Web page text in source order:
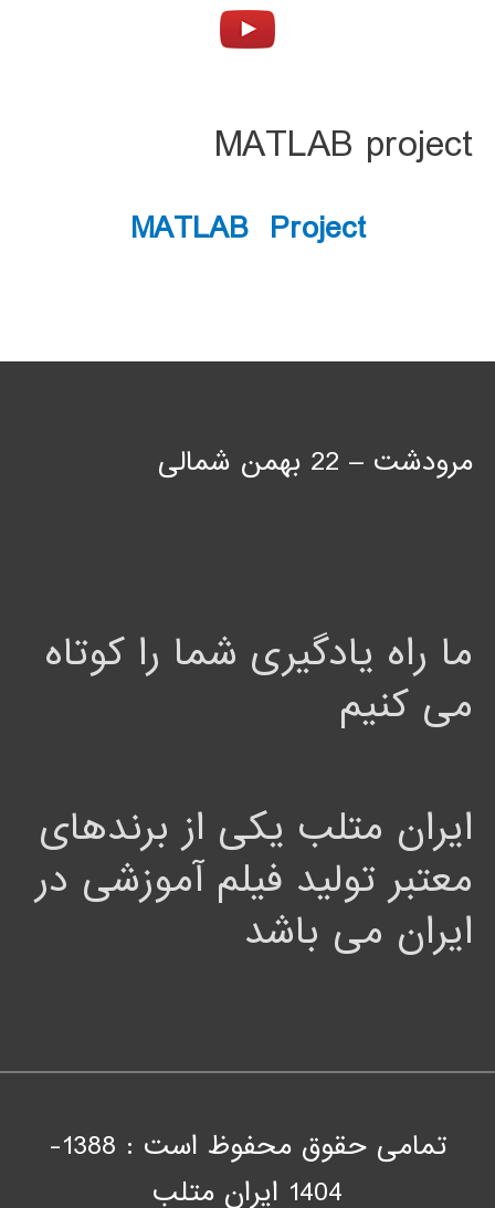
MATLAB project
MATLAB Project
مرودشت – 22 بهمن شمالی
ما راه یادگیری شما را کوتاه
می کنیم
ایران متلب یکی از برندهای
معتبر تولید فیلم آموزشی در
ایران می باشد
تمامی حقوق محفوظ است : 1388-
1404 ايران متلب